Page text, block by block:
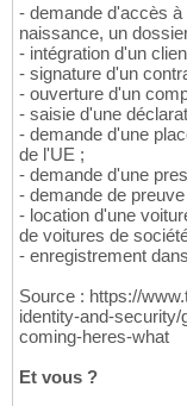
- demande d'accès
naissance, un
- intégration d'un
- signature d'un
- ouverture d'un
- saisie d'une
- demande d'une
de l'UE ;
- demande d'une
- demande de
- location d'une
de voitures de
- enregistrement
Source : https://
identity-and-
coming-heres-what
Et vous ?